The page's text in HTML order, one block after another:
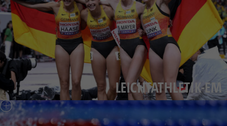
LEICHTATHLETIK-EM